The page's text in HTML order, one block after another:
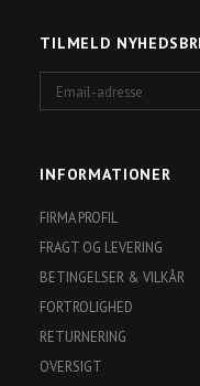
TILMELD
adresse
INFORMATIONER
FIRMA PROFIL
FRAGT OG LEVERING
BETINGELSER & VILKÅR
FORTROLIGHED
RETURNERING
OVERSIGT